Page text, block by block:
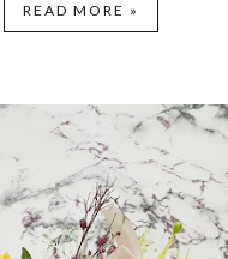
READ MORE »